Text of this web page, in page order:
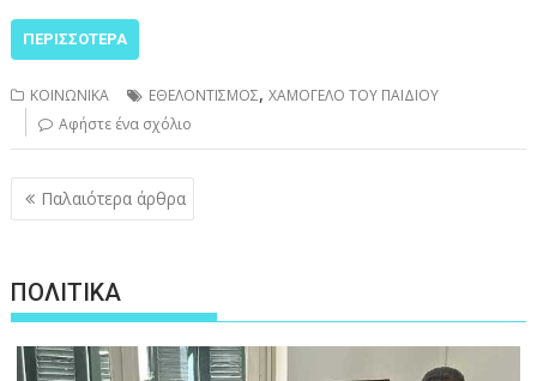
ΠΕΡΙΣΣΌΤΕΡΑ
ΚΟΙΝΩΝΙΚΑ ΕΘΕΛΟΝΤΙΣΜΟΣ,ΧΑΜΟΓΕΛΟ ΤΟΥ ΠΑΙΔΙΟΥ
Αφήστε ένα σχόλιο
Πλοήγηση
άρθρων
Παλαιότερα άρθρα
ΠΟΛΙΤΙΚΑ